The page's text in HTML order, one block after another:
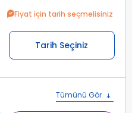
Fiyat için tarih seçmelisiniz
Tarih Seçiniz
Tümünü Gör